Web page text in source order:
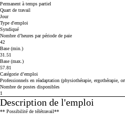
Permanent à temps partiel
Quart de travail
Jour
Type d'emploi
Syndiqué
Nombre d’heures par période de paie
42
Base (min.)
31.51
Base (max.)
57.81
Catégorie d’emploi
Professionnels en réadaptation (physiothérapie, ergothérapie,
Nombre de postes disponibles
1
Description de l'emploi
Press space or enter keys to toggle section visibility
** Possibilité de télétravail**